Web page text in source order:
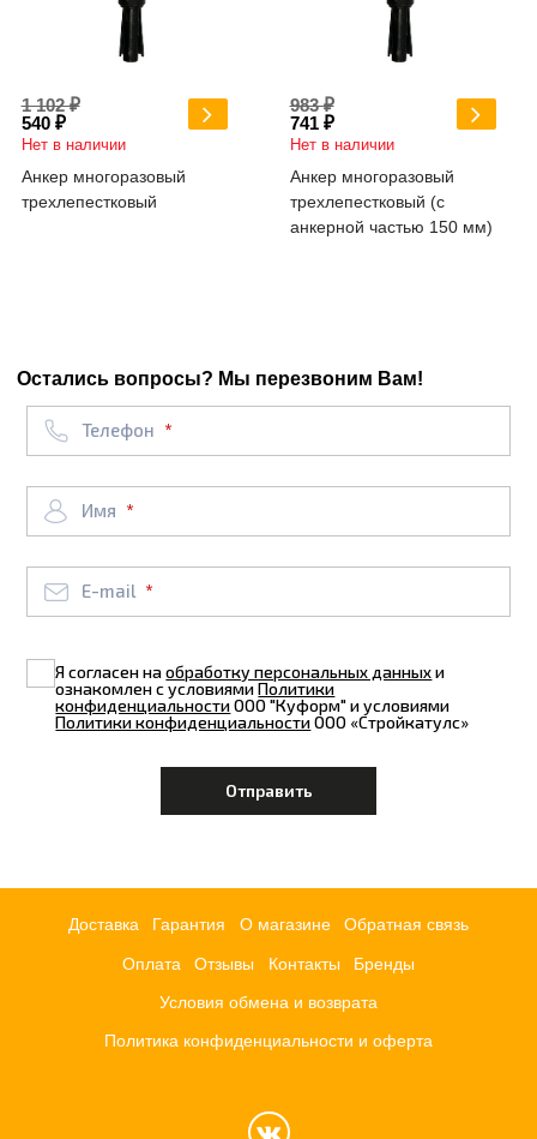
1 102 ₽
540 ₽
Нет в наличии
Анкер многоразовый
трехлепестковый
983 ₽
741 ₽
Нет в наличии
Анкер многоразовый
трехлепестковый (с
анкерной частью 150 мм)
Остались вопросы? Мы перезвоним Вам!
Телефон
Имя
E-mail
Я согласен наобработку персональных данныхи
ознакомлен с условиямиПолитики
конфиденциальностиООО "Куформ" и условиями
Политики конфиденциальностиООО «Стройкатулс»
Доставка Гарантия О магазине Обратная связь
Оплата Отзывы Контакты Бренды
Условия обмена и возврата
Политика конфиденциальности и оферта